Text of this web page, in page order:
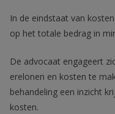
In de eindstaat van
op het totale bedrag in
De advocaat engageert
erelonen en kosten te
behandeling een inzicht
kosten.